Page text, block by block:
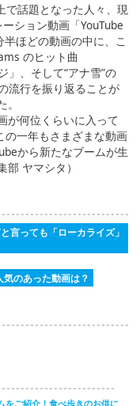
で話題となった人々、現
ション動画「YouTube
ほどの動画の中に、こ
のヒット曲
」、そして“アナ雪”の
流行を振り返ることが
が何位くらいに入って
一年もさまざまな動画
から新たなブームが生
ヤマシタ）
言っても「ローカライズ」
のあった動画は？
をご紹介！食べ歩きのお供に